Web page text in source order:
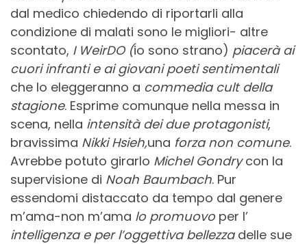
dal medico chiedendo di riportarli alla
condizione di malati sono le migliori- altre
scontato, I WeirDO (io sono strano) piacerà ai
cuori infranti e ai giovani poeti sentimentali
che lo eleggeranno a commedia cult della
stagione. Esprime comunque nella messa in
scena, nella intensità dei due protagonisti,
bravissima Nikki Hsieh,una forza non comune.
Avrebbe potuto girarlo Michel Gondrycon la
supervisione di Noah Baumbach. Pur
essendomi distaccato da tempo dal genere
m’ama-non m’ama lo promuovoper l’
intelligenza e per l’oggettiva bellezzadelle sue